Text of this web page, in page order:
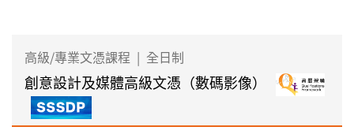
高級/專業文憑課程 | 全日制
創意設計及媒體高級文憑（數碼影像）